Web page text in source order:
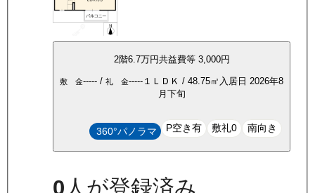
2階6.7万円共益費等 3,000円
敷 金----- / 礼 金----- １ＬＤＫ / 48.75㎡ 入居日 2026年8
月下旬
360°パノラマ P空き有 敷礼0 南向き
0 人が登録済み